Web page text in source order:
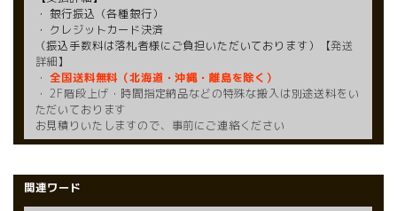
・ 銀行振込（各種銀行）
・ クレジットカード決済
（振込手数料は落札者様にご負担いただいております）
【発送
詳細】
・全国送料無料（北海道・沖縄・離島を除く）
・ 2F階段上げ・時間指定納品などの特殊な搬入は別途送料をい
ただいております
お見積りいたしますので、事前にご連絡ください
関連ワード